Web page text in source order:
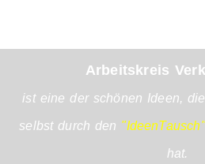
Arbeitskreis
ist eine der schönen Ideen,
selbst durch den "IdeenTausch"
hat.